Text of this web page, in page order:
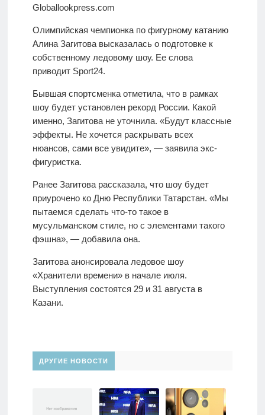
Globallookpress.com
Олимпийская чемпионка по фигурному катанию
Алина Загитова высказалась о подготовке к
собственному ледовому шоу. Ее слова
приводит Sport24.
Бывшая спортсменка отметила, что в рамках
шоу будет установлен рекорд России. Какой
именно, Загитова не уточнила. «Будут классные
эффекты. Не хочется раскрывать всех
нюансов, сами все увидите», — заявила экс-
фигуристка.
Ранее Загитова рассказала, что шоу будет
приурочено ко Дню Республики Татарстан. «Мы
пытаемся сделать что-то такое в
мусульманском стиле, но с элементами такого
фэшна», — добавила она.
Загитова анонсировала ледовое шоу
«Хранители времени» в начале июля.
Выступления состоятся 29 и 31 августа в
Казани.
ДРУГИЕ НОВОСТИ